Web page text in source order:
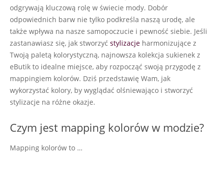
odgrywają kluczową rolę w świecie mody. Dobór
odpowiednich barw nie tylko podkreśla naszą urodę, ale
także wpływa na nasze samopoczucie i pewność siebie. Jeśli
zastanawiasz się, jak stworzyć stylizacje harmonizujące z
Twoją paletą kolorystyczną, najnowsza kolekcja sukienek z
eButik to idealne miejsce, aby rozpocząć swoją przygodę z
mappingiem kolorów. Dziś przedstawię Wam, jak
wykorzystać kolory, by wyglądać olśniewająco i stworzyć
stylizacje na różne okazje.
Czym jest mapping kolorów w modzie?
Mapping kolorów to …